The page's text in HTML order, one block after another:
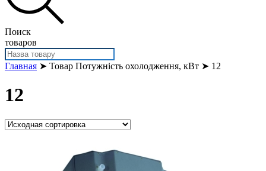
Поиск
товаров
Главная ➤ Товар Потужність охолодження, кВт ➤ 12
12